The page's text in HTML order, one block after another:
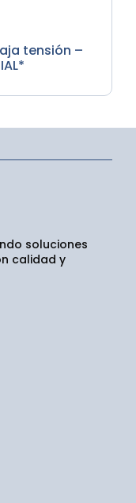
tensión –
soluciones
calidad y